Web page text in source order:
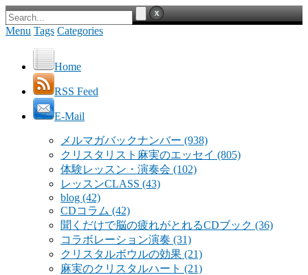
Menu Tags Categories
Home
RSS Feed
E-Mail
メルマガバックナンバー (938)
クリスタリスト麻実のエッセイ (805)
体験レッスン・演奏会 (102)
レッスンCLASS (43)
blog (42)
CDコラム (42)
聞くだけで脳の疲れがとれるCDブック (36)
コラボレーション演奏 (31)
クリスタルボウルの効果 (21)
麻実のクリスタルハート (21)